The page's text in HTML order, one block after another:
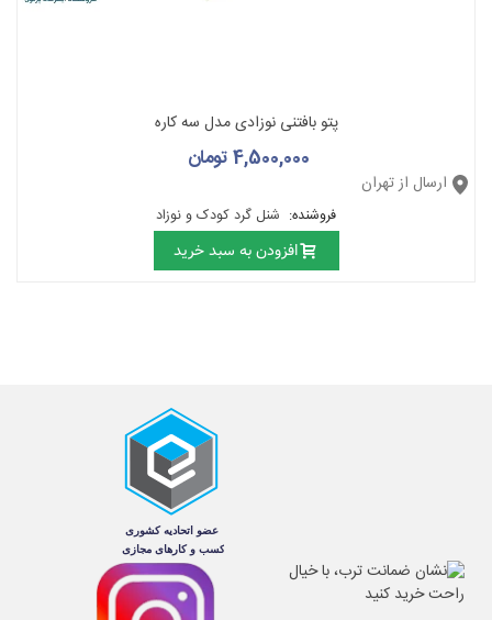
پتو بافتنی نوزادی مدل سه کاره
4,500,000 تومان
ارسال از تهران
فروشنده: شنل گرد کودک و نوزاد
افزودن به سبد خرید